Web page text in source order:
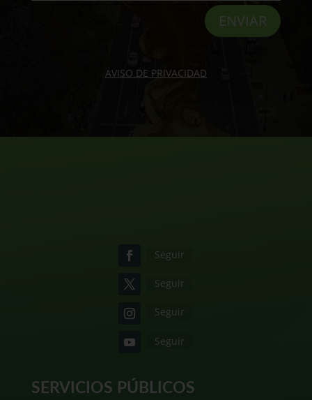
ENVIAR
AVISO DE PRIVACIDAD
Seguir
Seguir
Seguir
Seguir
SERVICIOS PÚBLICOS